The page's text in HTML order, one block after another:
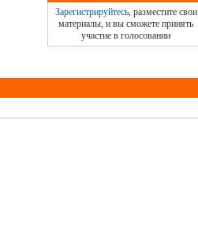
Зарегистрируйтесь, разместите свои
материалы, и вы сможете принять
участие в голосовании